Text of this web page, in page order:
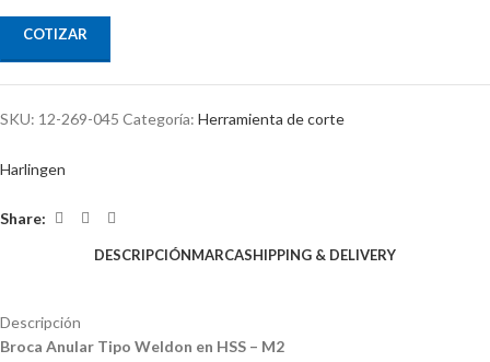
COTIZAR
SKU: 12-269-045 Categoría: Herramienta de corte
Harlingen
Share:
DESCRIPCIÓNMARCASHIPPING & DELIVERY
Descripción
Broca Anular Tipo Weldon en HSS – M2